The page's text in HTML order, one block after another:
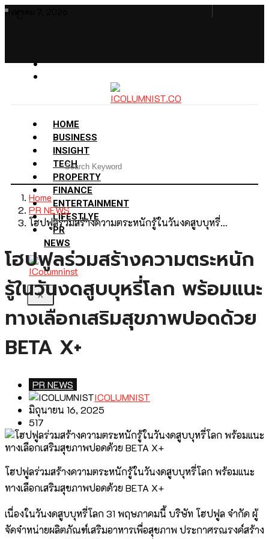
สิงหาคม 7, 2026
HOME
BUSINESS
INSIGHT
TECH
PROPERTY
FINANCE
ENTERTAINMENT
LIFESTLYE
PR
NEWS
X
Home
PR NEWS
โฮปฟูลร่วมสร้างความตระหนักรู้ในวันงดสูบบุหรี่…
โฮปฟูลร่วมสร้างความตระหนัก
รู้ในวันงดสูบบุหรี่โลก พร้อมแนะ
ทางเลือกเสริมสุขภาพปอดด้วย
BETA X+
PR NEWS
ICOLUMNIST
มิถุนายน 16, 2025
517
โฮปฟูลร่วมสร้างความตระหนักรู้ในวันงดสูบบุหรี่โลก พร้อมแนะ
ทางเลือกเสริมสุขภาพปอดด้วย BETA X+
เนื่องในวันงดสูบบุหรี่โลก 31 พฤษภาคมนี้ บริษัท โฮปฟูล จำกัด ผู้
จัดจำหน่ายผลิตภัณฑ์เสริมอาหารเพื่อสุขภาพ ประกาศรณรงค์สร้าง